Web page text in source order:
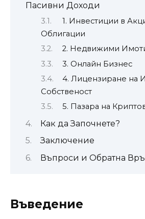
Пасивни Доходи
1. Инвестиции в
Облигации
2. Недвижими
3. Онлайн Бизнес
4. Лицензиране на
Собственост
5. Пазара на
Как да Започнете?
Заключение
Въпроси и Обратна
Въведение